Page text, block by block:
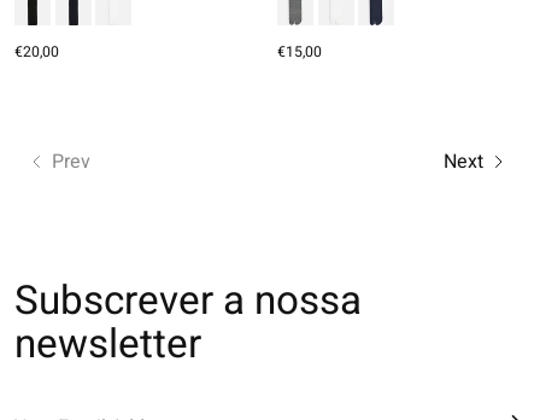
€20,00 €15,00
Prev Next
Subscrever a nossa
newsletter